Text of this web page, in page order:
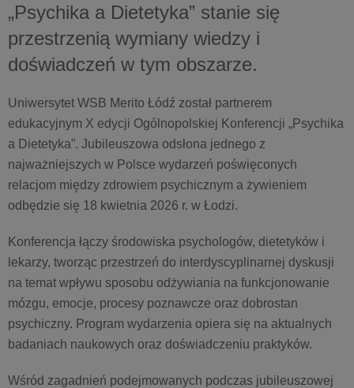
„Psychika a Dietetyka” stanie się
przestrzenią wymiany wiedzy i
doświadczeń w tym obszarze.
Uniwersytet WSB Merito Łódź został partnerem
edukacyjnym X edycji Ogólnopolskiej Konferencji „Psychika
a Dietetyka”. Jubileuszowa odsłona jednego z
najważniejszych w Polsce wydarzeń poświęconych
relacjom między zdrowiem psychicznym a żywieniem
odbędzie się 18 kwietnia 2026 r. w Łodzi.
Konferencja łączy środowiska psychologów, dietetyków i
lekarzy, tworząc przestrzeń do interdyscyplinarnej dyskusji
na temat wpływu sposobu odżywiania na funkcjonowanie
mózgu, emocje, procesy poznawcze oraz dobrostan
psychiczny. Program wydarzenia opiera się na aktualnych
badaniach naukowych oraz doświadczeniu praktyków.
Wśród zagadnień podejmowanych podczas jubileuszowej